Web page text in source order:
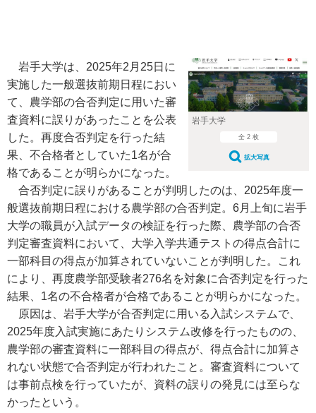
岩手大学
全 2 枚
拡大写真
岩手大学は、2025年2月25日に
実施した一般選抜前期日程におい
て、農学部の合否判定に用いた審
査資料に誤りがあったことを公表
した。再度合否判定を行った結
果、不合格者としていた1名が合
格であることが明らかになった。
合否判定に誤りがあることが判明したのは、2025年度一
般選抜前期日程における農学部の合否判定。6月上旬に岩手
大学の職員が入試データの検証を行った際、農学部の合否
判定審査資料において、大学入学共通テストの得点合計に
一部科目の得点が加算されていないことが判明した。これ
により、再度農学部受験者276名を対象に合否判定を行った
結果、1名の不合格者が合格であることが明らかになった。
原因は、岩手大学が合否判定に用いる入試システムで、
2025年度入試実施にあたりシステム改修を行ったものの、
農学部の審査資料に一部科目の得点が、得点合計に加算さ
れない状態で合否判定が行われたこと。審査資料について
は事前点検を行っていたが、資料の誤りの発見には至らな
かったという。